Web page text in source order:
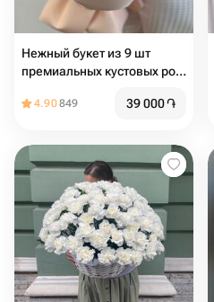
Нежный букет из 9 шт
премиальных кустовых роз
эвкалиптом "Нежность"
4.90849 39 000֏